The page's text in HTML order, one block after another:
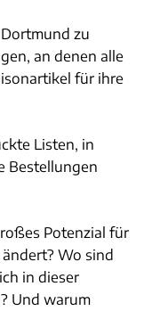
zu
an denen alle
für ihre
Listen, in
Bestellungen
Potenzial für
Wo sind
in dieser
Und warum